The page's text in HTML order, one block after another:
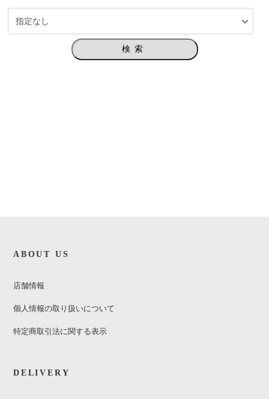
検索
ABOUT US
店舗情報
個人情報の取り扱いについて
特定商取引法に関する表示
DELIVERY